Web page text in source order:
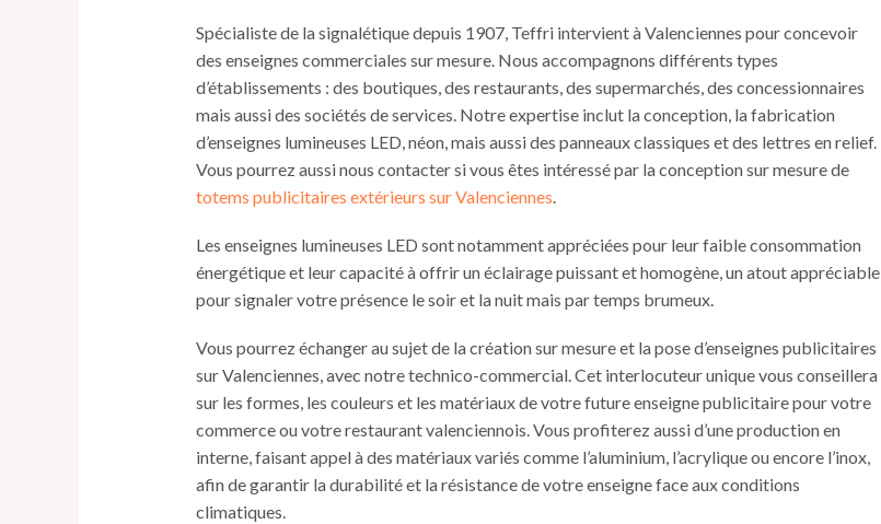
Spécialiste de la signalétique depuis 1907, Teffri intervient à Valenciennes pour concevoir
des enseignes commerciales sur mesure. Nous accompagnons différents types
d’établissements : des boutiques, des restaurants, des supermarchés, des concessionnaires
mais aussi des sociétés de services. Notre expertise inclut la conception, la fabrication
d’enseignes lumineuses LED, néon, mais aussi des panneaux classiques et des lettres en relief.
Vous pourrez aussi nous contacter si vous êtes intéressé par la conception sur mesure de
totems publicitaires extérieurs sur Valenciennes
Les enseignes lumineuses LED sont notamment appréciées pour leur faible consommation
énergétique et leur capacité à offrir un éclairage puissant et homogène, un atout appréciable
pour signaler votre présence le soir et la nuit mais par temps brumeux.
Vous pourrez échanger au sujet de la création sur mesure et la pose d’enseignes publicitaires
sur Valenciennes, avec notre technico-commercial. Cet interlocuteur unique vous conseillera
sur les formes, les couleurs et les matériaux de votre future enseigne publicitaire pour votre
commerce ou votre restaurant valenciennois. Vous profiterez aussi d’une production en
interne, faisant appel à des matériaux variés comme l’aluminium, l’acrylique ou encore l’inox,
afin de garantir la durabilité et la résistance de votre enseigne face aux conditions
climatiques.